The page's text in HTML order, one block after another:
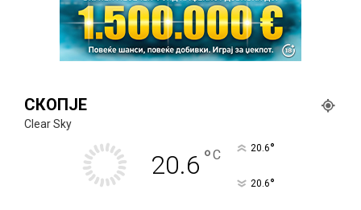
СКОПЈЕ
Clear Sky
20.6 °C 20.6°
20.6°